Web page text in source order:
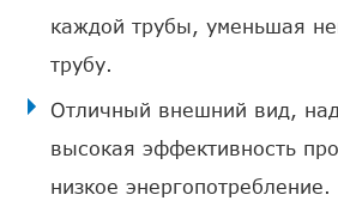
каждой трубы, уменьшая
трубу.
Отличный внешний вид,
высокая эффективность
низкое энергопотребление.